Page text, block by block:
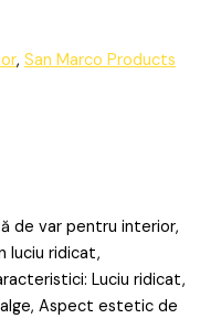
, San Marco Products
de var pentru interior,
luciu ridicat,
Luciu ridicat,
Aspect estetic de